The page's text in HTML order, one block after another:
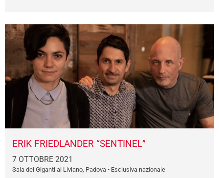
ERIK FRIEDLANDER “SENTINEL”
7 OTTOBRE 2021
Sala dei Giganti al Liviano, Padova • Esclusiva nazionale